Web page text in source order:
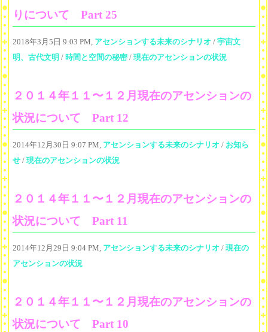
りについて Part 25
2018年3月5日 9:03 PM, アセンションする未来のシナリオ / 宇宙文
明、古代文明 / 時間と空間の秘密/ 現在のアセンションの状況
２０１４年１１〜１２月現在のアセンションの
状況について Part 12
2014年12月30日 9:07 PM, アセンションする未来のシナリオ / お知ら
せ / 現在のアセンションの状況
２０１４年１１〜１２月現在のアセンションの
状況について Part 11
2014年12月29日 9:04 PM, アセンションする未来のシナリオ / 現在の
アセンションの状況
２０１４年１１〜１２月現在のアセンションの
状況について Part 10